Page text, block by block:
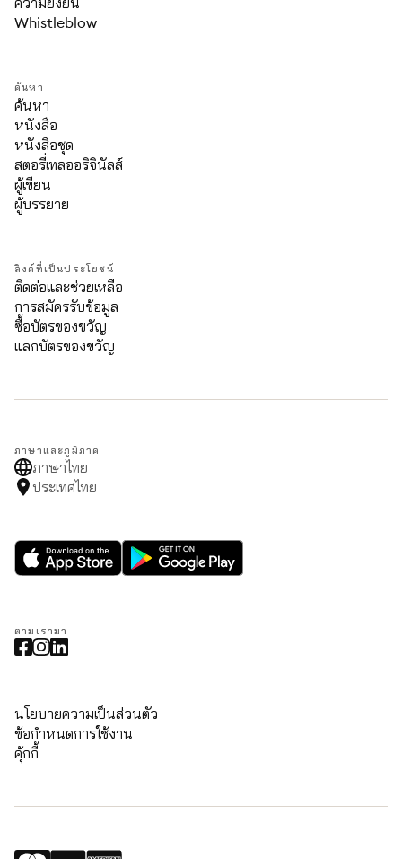
Whistleblow
ค้นหา
ค้นหา
หนังสือ
หนังสือชุด
สตอรี่เทลออริจินัลส์
ผู้เขียน
ผู้บรรยาย
ลิงค์ที่เป็นประโยชน์
ติดต่อและช่วยเหลือ
การสมัครรับข้อมูล
ซื้อบัตรของขวัญ
แลกบัตรของขวัญ
ภาษาและภูมิภาค
ภาษาไทย
ประเทศไทย
ตามเรามา
นโยบายความเป็นส่วนตัว
ข้อกำหนดการใช้งาน
คุ้กกี้